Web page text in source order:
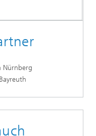
Nürnberg